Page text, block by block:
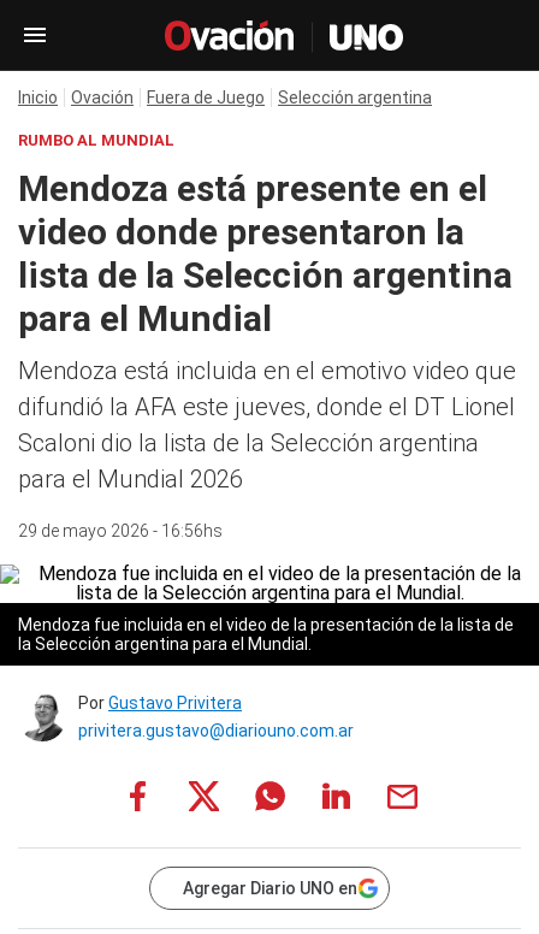
Inicio Ovación Fuera de Juego Selección argentina
RUMBO AL MUNDIAL
Mendoza está presente en el
video donde presentaron la
lista de la Selección argentina
para el Mundial
Mendoza está incluida en el emotivo video que
difundió la AFA este jueves, donde el DT Lionel
Scaloni dio la lista de la Selección argentina
para el Mundial 2026
29 de mayo 2026 - 16:56hs
Mendoza fue incluida en el video de la presentación de la lista de
la Selección argentina para el Mundial.
PorGustavo Privitera
privitera.gustavo@diariouno.com.ar
Agregar Diario UNO en